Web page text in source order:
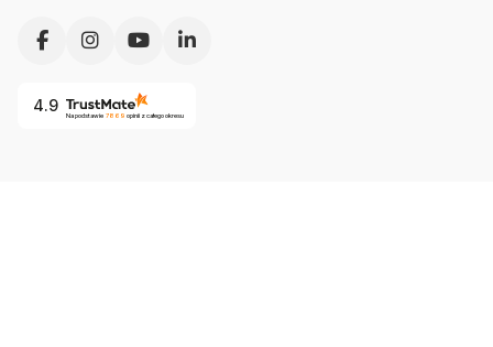
4.9
Na podstawie 7869 opinii z całego okresu